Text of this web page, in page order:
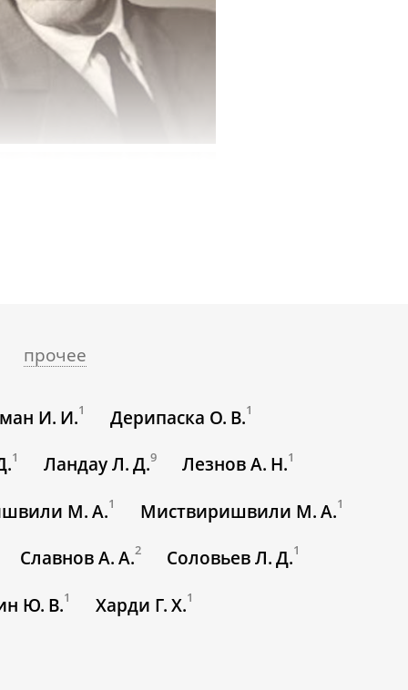
прочее
И. И.1 Дерипаска О. В.1
1 Ландау Л. Д.9 Лезнов А. Н.1
М. А.1 Миствиришвили М. А.1
Славнов А. А.2 Соловьев Л. Д.1
Ю. В.1 Харди Г. Х.1